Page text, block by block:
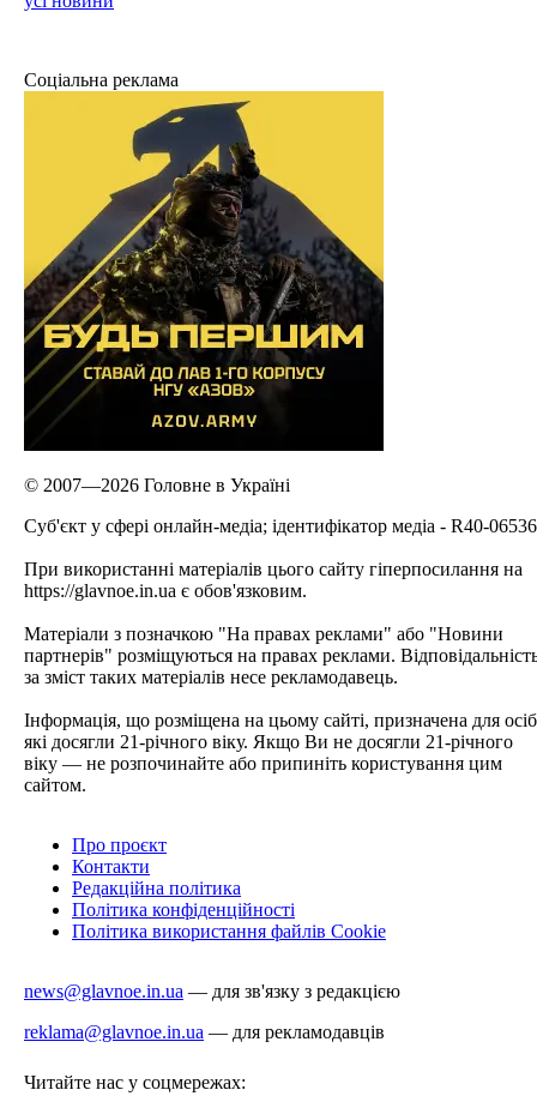
Соціальна реклама
© 2007—2026 Головне в Україні
Cуб'єкт у сфері онлайн-медіа; ідентифікатор медіа - R40-06536
При використанні матеріалів цього сайту гіперпосилання на
https://glavnoe.in.ua є обов'язковим.
Матеріали з позначкою "На правах реклами" або "Новини
партнерів" розміщуються на правах реклами.
за зміст таких матеріалів несе рекламодавець.
Інформація, що розміщена на цьому сайті, призначена для
які досягли 21-річного віку. Якщо Ви не досягли 21-річного
віку — не розпочинайте або припиніть користування цим
сайтом.
Про проєкт
Контакти
Редакційна політика
Політика конфіденційності
Політика використання файлів Cookie
news@glavnoe.in.ua — для зв'язку з редакцією
reklama@glavnoe.in.ua — для рекламодавців
Читайте нас у соцмережах: